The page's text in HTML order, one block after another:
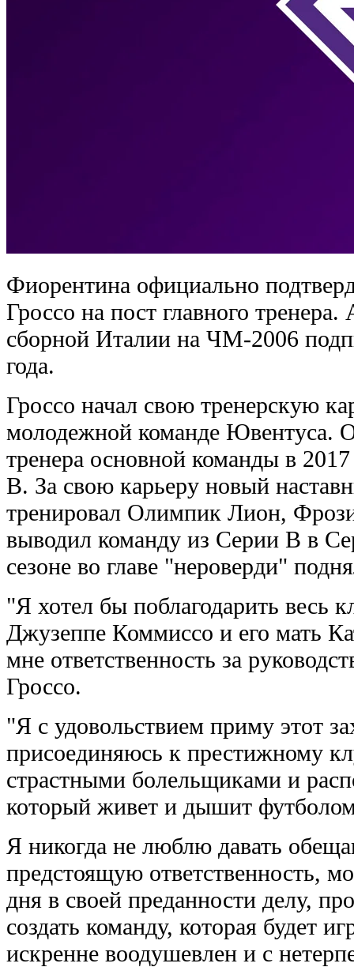
Фиорентина официально
Гроссо на пост главного
сборной Италии на ЧМ-2006
года.
Гроссо начал свою тренерскую
молодежной команде Ювентуса.
тренера основной команды в
B. За свою карьеру новый
тренировал Олимпик Лион,
выводил команду из Серии B в
сезоне во главе "нероверди"
"Я хотел бы поблагодарить весь
Джузеппе Коммиссо и его мать
мне ответственность за
Гроссо.
"Я с удовольствием приму этот
присоединяюсь к престижному
страстными болельщиками и
который живет и дышит
Я никогда не люблю давать
предстоящую ответственность,
дня в своей преданности делу,
создать команду, которая будет
искренне воодушевлен и с